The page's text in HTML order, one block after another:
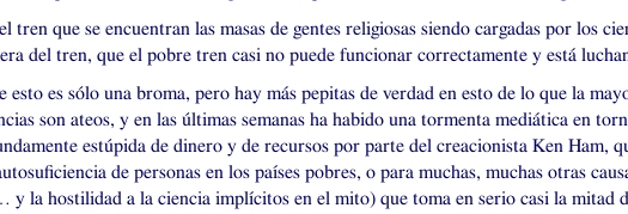
tren que se encuentran las masas de gentes religiosas siendo cargadas por los
del tren, que el pobre tren casi no puede funcionar correctamente y está
esto es sólo una broma, pero hay más pepitas de verdad en esto de lo que la
son ateos, y en las últimas semanas ha habido una tormenta mediática en
estúpida de dinero y de recursos por parte del creacionista Ken Ham,
de personas en los países pobres, o para muchas, muchas otras
y la hostilidad a la ciencia implícitos en el mito) que toma en serio casi la mitad